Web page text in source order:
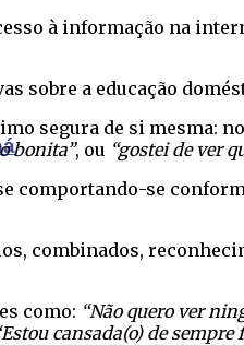
à informação na
sobre a educação
segura de si mesma:
bonita”, ou “gostei de ver
comportando-se
combinados,
como: “Não quero ver
cansada(o) de